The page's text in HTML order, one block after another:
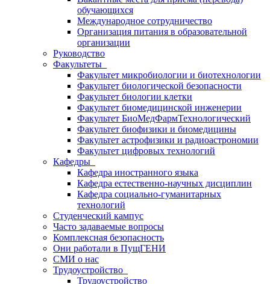
обучающихся
Международное сотрудничество
Организация питания в образовательной
организации
Руководство
Факультеты
Факультет микробиологии и биотехнологии
Факультет биологической безопасности
Факультет биологии клетки
Факультет биомедицинской инженерии
Факультет БиоМедФармТехнологический
Факультет биофизики и биомедицины
Факультет астрофизики и радиоастрономии
Факультет цифровых технологий
Кафедры
Кафедра иностранного языка
Кафедра естественно-научных дисциплин
Кафедра социально-гуманитарных
технологий
Студенческий кампус
Часто задаваемые вопросы
Комплексная безопасность
Они работали в ПущГЕНИ
СМИ о нас
Трудоустройство
Трудоустройство